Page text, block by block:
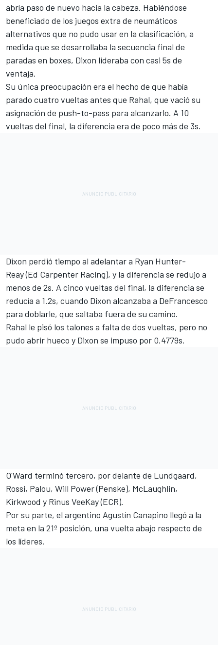
abría paso de nuevo hacia la cabeza. Habiéndose
beneficiado de los juegos extra de neumáticos
alternativos que no pudo usar en la clasificación, a
medida que se desarrollaba la secuencia final de
paradas en boxes, Dixon lideraba con casi 5s de
ventaja.
Su única preocupación era el hecho de que había
parado cuatro vueltas antes que Rahal, que vació su
asignación de push-to-pass para alcanzarlo. A 10
vueltas del final, la diferencia era de poco más de 3s.
Dixon perdió tiempo al adelantar a Ryan Hunter-
Reay(Ed Carpenter Racing), y la diferencia se redujo a
menos de 2s. A cinco vueltas del final, la diferencia se
reducía a 1.2s, cuando Dixon alcanzaba a DeFrancesco
para doblarle, que saltaba fuera de su camino.
Rahal le pisó los talones a falta de dos vueltas, pero no
pudo abrir hueco y Dixon se impuso por 0.4779s.
O'Ward terminó tercero, por delante de Lundgaard,
Rossi, Palou, Will Power(Penske), McLaughlin,
Kirkwood y Rinus VeeKay(ECR).
Por su parte, el argentino Agustín Canapino llegó a la
meta en la 21º posición, una vuelta abajo respecto de
los líderes.